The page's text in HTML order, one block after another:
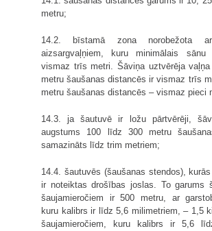
metru;
14.2. bīstamā zona norobežota ar
aizsargvaļņiem, kuru minimālais
vismaz trīs metri. Šāviņa uztvērēja
metru šaušanas distancēs ir vismaz trīs
metru šaušanas distancēs – vismaz pieci
14.3. ja šautuvē ir ložu pārtvērēji,
augstums 100 līdz 300 metru
samazināts līdz trim metriem;
14.4. šautuvēs (šaušanas stendos),
ir noteiktas drošības joslas. To garums
šaujamieročiem ir 500 metru, ar
kuru kalibrs ir līdz 5,6 milimetriem, – 1,5
šaujamieročiem, kuru kalibrs ir 5,6